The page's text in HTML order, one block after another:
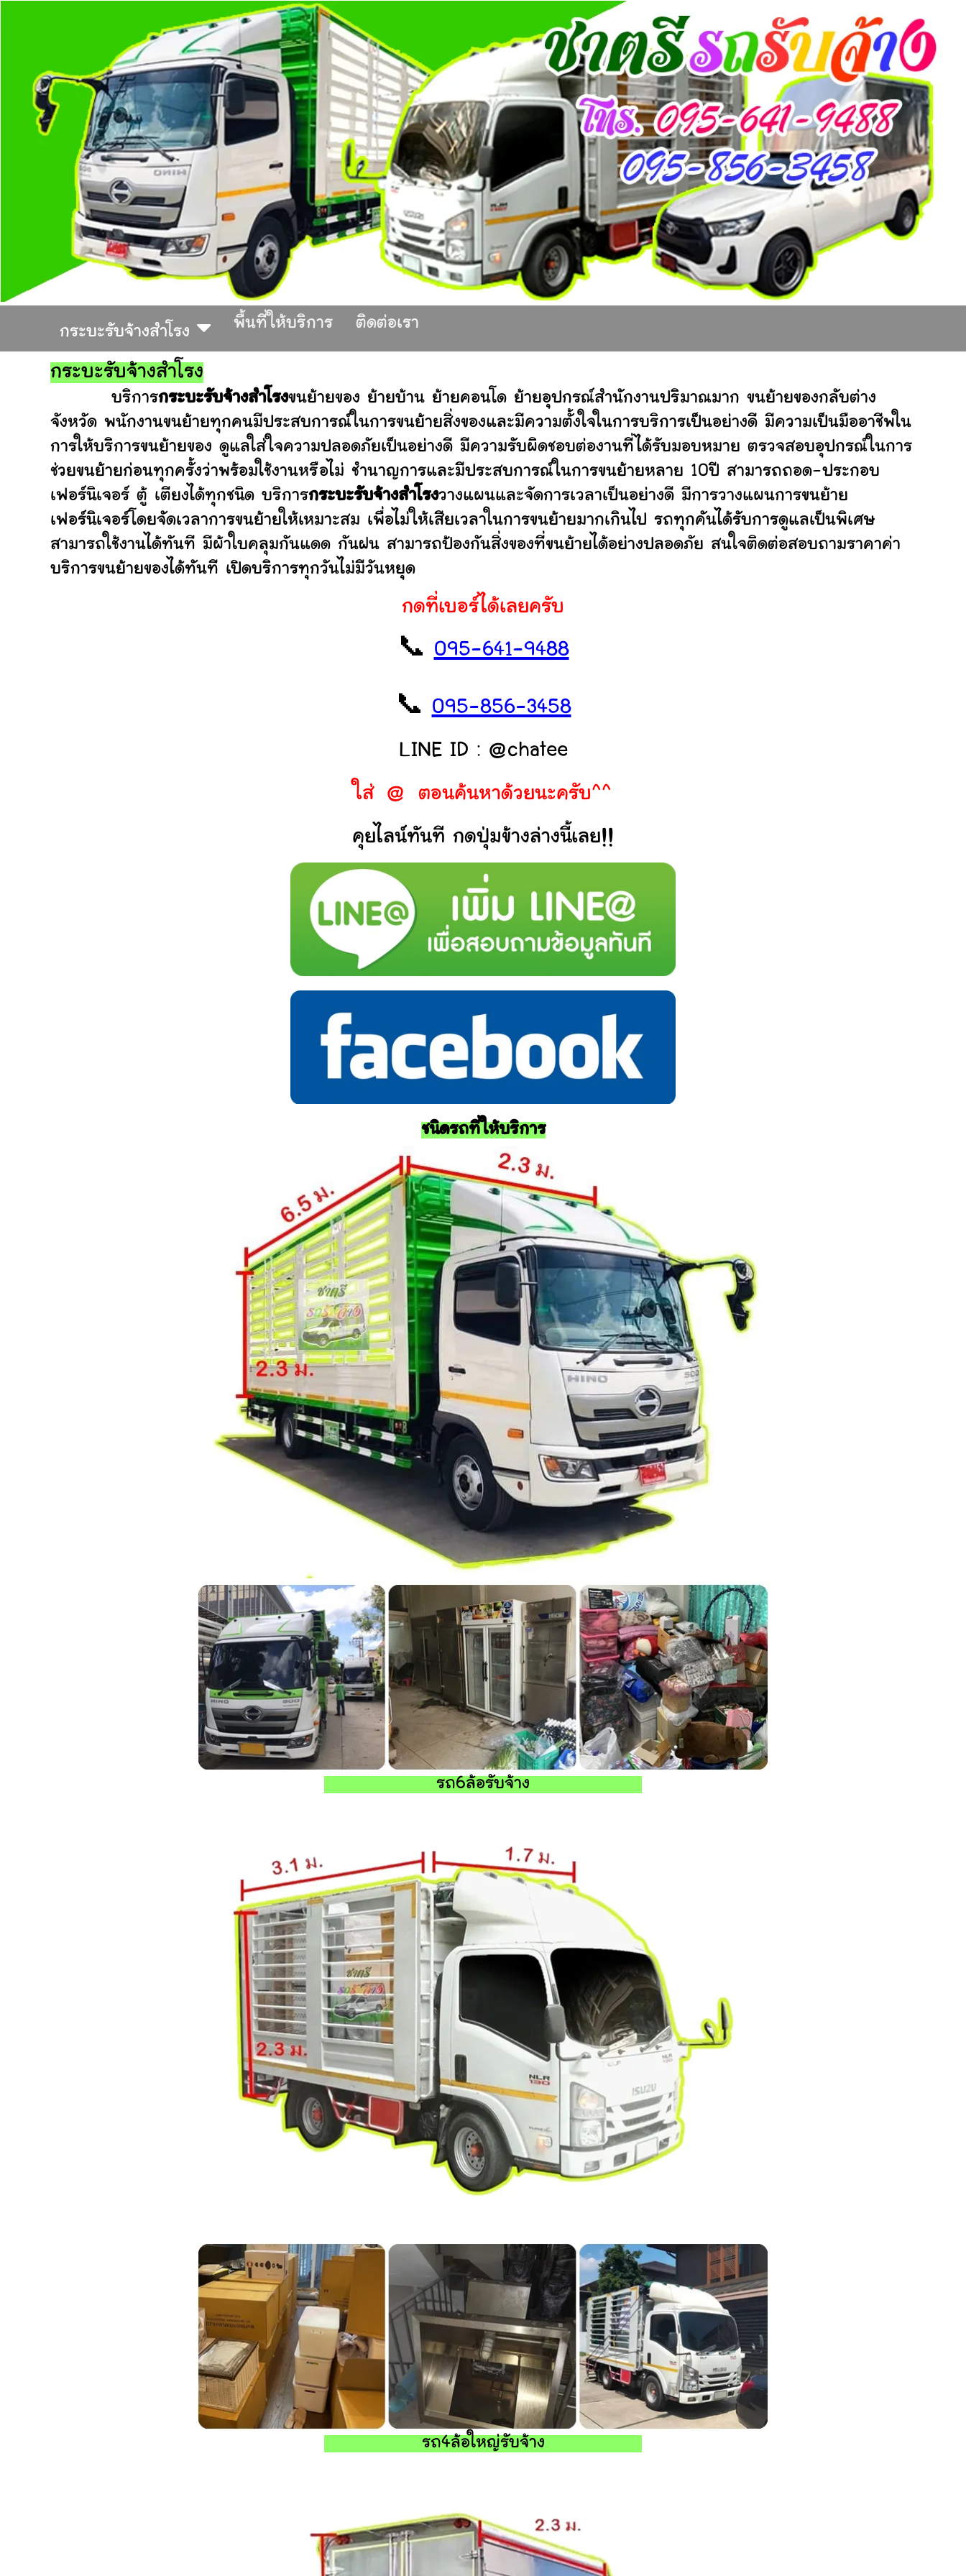
กระบะรับจ้างสำโรง
พื้นที่ให้บริการ ติดต่อเรา
กระบะรับจ้างสำโรง
บริการกระบะรับจ้างสำโรงขนย้ายของ ย้ายบ้าน ย้ายคอนโด ย้ายอุปกรณ์สำนักงานปริมาณมาก ขนย้ายของกลับต่าง
จังหวัด พนักงานขนย้ายทุกคนมีประสบการณ์ในการขนย้ายสิ่งของและมีความตั้งใจในการบริการเป็นอย่างดี มีความเป็นมืออาชีพใน
การให้บริการขนย้ายของ ดูแลใส่ใจความปลอดภัยเป็นอย่างดี มีความรับผิดชอบต่องานที่ได้รับมอบหมาย ตรวจสอบอุปกรณ์ในการ
ช่วยขนย้ายก่อนทุกครั้งว่าพร้อมใช้งานหรือไม่ ชำนาญการและมีประสบการณ์ในการขนย้ายหลาย 10ปี สามารถถอด-ประกอบ
เฟอร์นิเจอร์ ตู้ เตียงได้ทุกชนิด บริการกระบะรับจ้างสำโรงวางแผนและจัดการเวลาเป็นอย่างดี มีการวางแผนการขนย้าย
เฟอร์นิเจอร์โดยจัดเวลาการขนย้ายให้เหมาะสม เพื่อไม่ให้เสียเวลาในการขนย้ายมากเกินไป รถทุกคันได้รับการดูแลเป็นพิเศษ
สามารถใช้งานได้ทันที มีผ้าใบคลุมกันแดด กันฝน สามารถป้องกันสิ่งของที่ขนย้ายได้อย่างปลอดภัย สนใจติดต่อสอบถามราคาค่า
บริการขนย้ายของได้ทันที เปิดบริการทุกวันไม่มีวันหยุด
กดที่เบอร์ได้เลยครับ
📞 095-641-9488
📞 095-856-3458
LINE ID : @chatee
ใส่ @ ตอนค้นหาด้วยนะครับ^^
คุยไลน์ทันที กดปุ่มข้างล่างนี้เลย!!
ชนิดรถที่ให้บริการ
รถ6ล้อรับจ้าง
รถ4ล้อใหญ่รับจ้าง